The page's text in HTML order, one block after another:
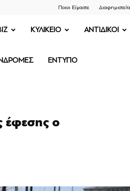
Ποιοι Είμαστε
ΚΥΛΙΚΕΙΟ ΑΝΤΙΔΙΚΟΙ
ΕΝΤΥΠΟ
έφεσης ο